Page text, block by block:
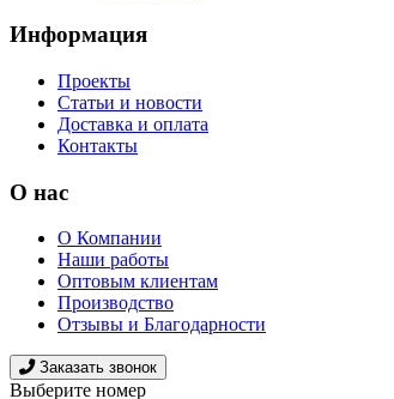
Информация
Проекты
Статьи и новости
Доставка и оплата
Контакты
О нас
О Компании
Наши работы
Оптовым клиентам
Производство
Отзывы и Благодарности
Заказать звонок
Выберите номер